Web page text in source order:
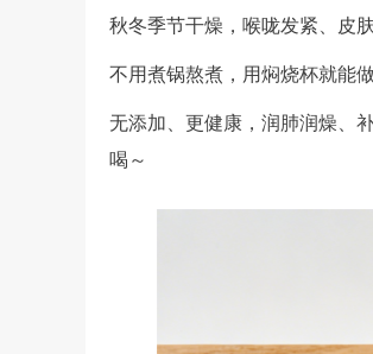
秋冬季节干燥，喉咙发紧、皮
不用煮锅熬煮，用焖烧杯就能
无添加、更健康，润肺润燥、
喝～